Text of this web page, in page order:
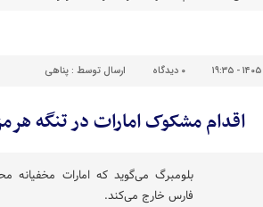
۰ دیدگاه ارسال توسط : پناهی
اقدام مشکوک امارات در تنگه
بلومبرگ می‌گوید که امارات مخفیانه
فارس خارج می‌کند.